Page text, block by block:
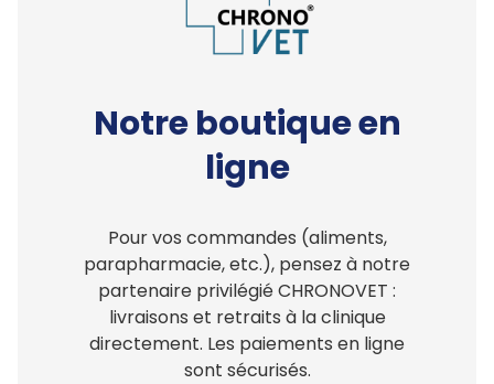
Notre boutique en
ligne
Pour vos commandes (aliments,
parapharmacie, etc.), pensez à notre
partenaire privilégié CHRONOVET :
livraisons et retraits à la clinique
directement. Les paiements en ligne
sont sécurisés.